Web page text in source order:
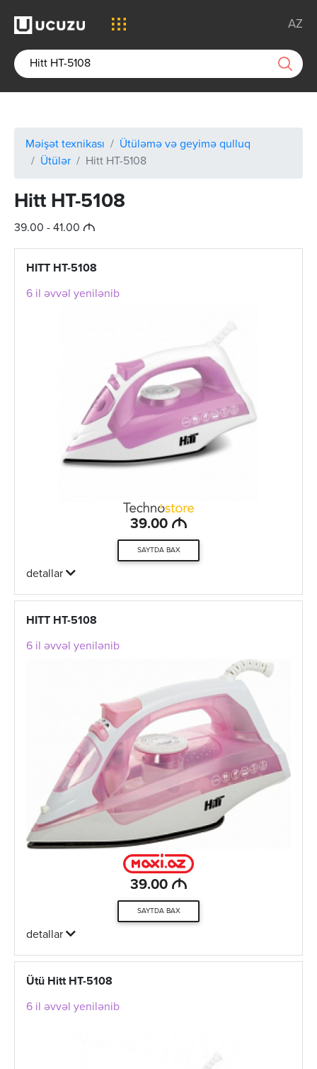
AZ
Məişət texnikası
Ütüləmə və geyimə qulluq
Ütülər
Hitt HT-5108
Hitt HT-5108
39.00 - 41.00 M
HITT HT-5108
6 il əvvəl yenilənib
39.00 M
SAYTDA BAX
detallar
HITT HT-5108
6 il əvvəl yenilənib
39.00 M
SAYTDA BAX
detallar
Ütü Hitt HT-5108
6 il əvvəl yenilənib